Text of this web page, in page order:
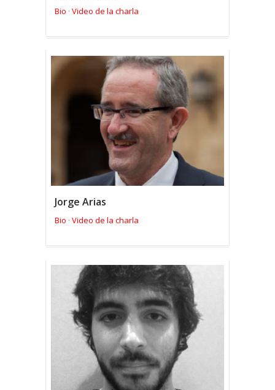
Bio · Video de la charla
Jorge Arias
Bio · Video de la charla